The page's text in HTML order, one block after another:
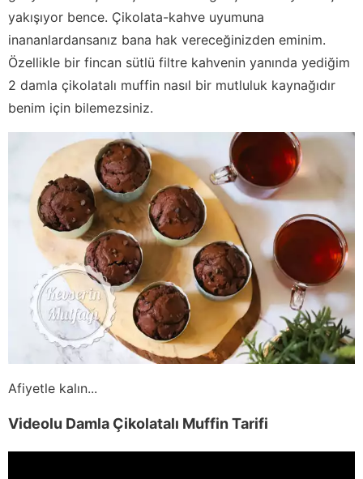
yakışıyor bence. Çikolata-kahve uyumuna
inananlardansanız bana hak vereceğinizden eminim.
Özellikle bir fincan sütlü filtre kahvenin yanında yediğim
2 damla çikolatalı muffin nasıl bir mutluluk kaynağıdır
benim için bilemezsiniz.
Afiyetle kalın...
Videolu Damla Çikolatalı Muffin Tarifi